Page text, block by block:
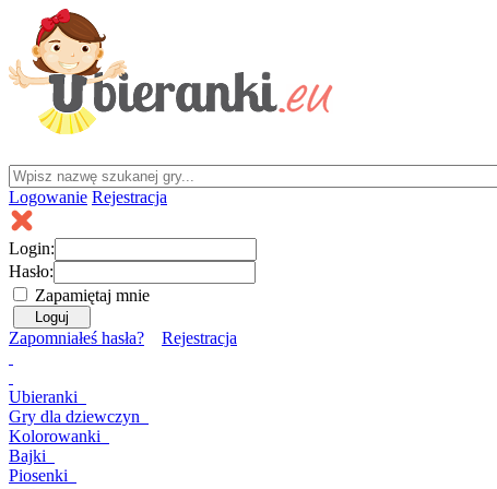
Logowanie Rejestracja
Login:
Hasło:
Zapamiętaj mnie
Zapomniałeś hasła? Rejestracja
Ubieranki
Gry dla dziewczyn
Kolorowanki
Bajki
Piosenki